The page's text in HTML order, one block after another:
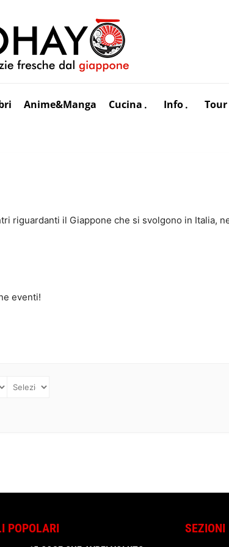
Anime&Manga Cucina Info
riguardanti il Giappone che si svolgono in Italia,
eventi!
POPOLARI SEZIONI